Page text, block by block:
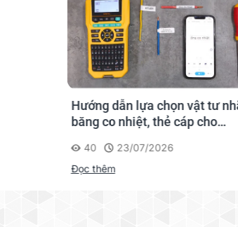
Hướng dẫn lựa chọn vật tư
băng co nhiệt, thẻ cáp cho
40
23/07/2026
Đọc thêm